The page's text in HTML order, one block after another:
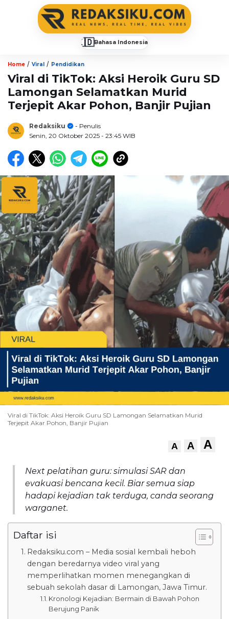
🇮🇩Bahasa Indonesia
Home / Viral / Pendidikan
Viral di TikTok: Aksi Heroik Guru SD
Lamongan Selamatkan Murid
Terjepit Akar Pohon, Banjir Pujian
Redaksiku
- Penulis
Senin, 20 Oktober 2025 - 23:45 WIB
Viral di TikTok: Aksi Heroik Guru SD Lamongan Selamatkan Murid
Terjepit Akar Pohon, Banjir Pujian
A A A
Next pelatihan guru: simulasi SAR dan
evakuasi bencana kecil. Biar semua siap
hadapi kejadian tak terduga, canda seorang
warganet.
Daftar isi
Redaksiku.com – Media sosial kembali heboh
dengan beredarnya video viral yang
memperlihatkan momen menegangkan di
sebuah sekolah dasar di Lamongan, Jawa Timur.
Kronologi Kejadian: Bermain di Bawah Pohon
Berujung Panik